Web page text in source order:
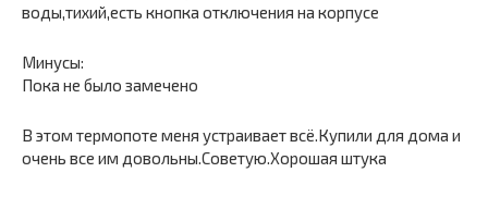
воды,тихий,есть кнопка отключения на корпусе
Минусы:
Пока не было замечено
В этом термопоте меня устраивает всё.Купили для дома и
очень все им довольны.Советую.Хорошая штука